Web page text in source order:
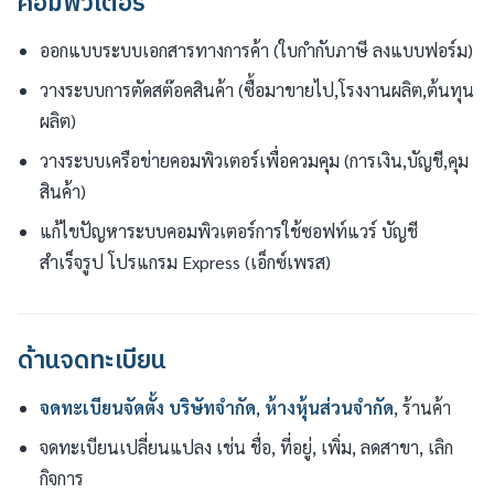
ออกแบบระบบเอกสารทางการค้า (ใบกำกับภาษี ลงแบบฟอร์ม)
วางระบบการตัดสต๊อคสินค้า (ซื้อมาขายไป,โรงงานผลิต,ต้นทุน
ผลิต)
วางระบบเครือข่ายคอมพิวเตอร์เพื่อควมคุม (การเงิน,บัญชี,คุม
สินค้า)
แก้ไขปัญหาระบบคอมพิวเตอร์การใช้ซอฟท์แวร์ บัญชี
สำเร็จรูป โปรแกรม Express (เอ็กซ์เพรส)
ด้านจดทะเบียน
จดทะเบียนจัดตั้ง บริษัทจำกัด, ห้างหุ้นส่วนจำกัด, ร้านค้า
จดทะเบียนเปลี่ยนแปลง เช่น ชื่อ, ที่อยู่, เพิ่ม, ลดสาขา, เลิก
กิจการ